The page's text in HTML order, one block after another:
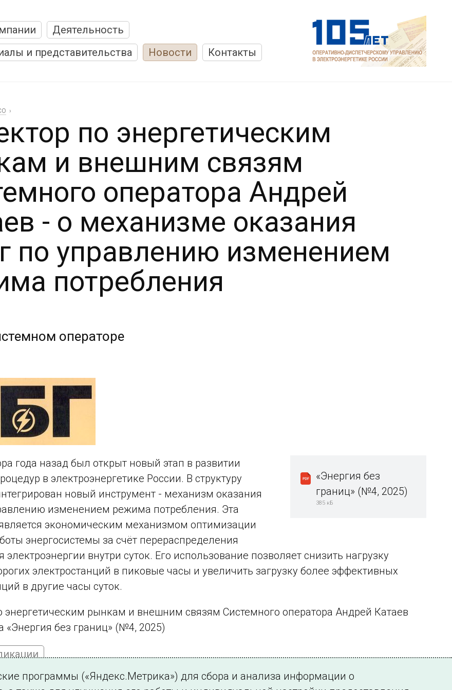
Деятельность
и представительства
Новости Контакты
по энергетическим
и внешним связям
оператора Андрей
- о механизме оказания
по управлению изменением
потребления
операторе
«Энергия без
границ» (№4, 2025)
385 кБ
года назад был открыт новый этап в развитии
в электроэнергетике России. В структуру
новый инструмент - механизм оказания
изменением режима потребления. Эта
экономическим механизмом оптимизации
энергосистемы за счёт перераспределения
электроэнергии внутри суток. Его использование позволяет снизить нагрузку
электростанций в пиковые часы и увеличить загрузку более эффективных
в другие часы суток.
энергетическим рынкам и внешним связям Системного оператора Андрей Катаев
«Энергия без границ» (№4, 2025)
программы («Яндекс.Метрика») для сбора и анализа информации о